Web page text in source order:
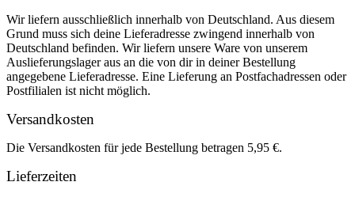
Wir liefern ausschließlich innerhalb von Deutschland. Aus diesem
Grund muss sich deine Lieferadresse zwingend innerhalb von
Deutschland befinden. Wir liefern unsere Ware von unserem
Auslieferungslager aus an die von dir in deiner Bestellung
angegebene Lieferadresse. Eine Lieferung an Postfachadressen oder
Postfilialen ist nicht möglich.
Versandkosten
Die Versandkosten für jede Bestellung betragen 5,95 €.
Lieferzeiten